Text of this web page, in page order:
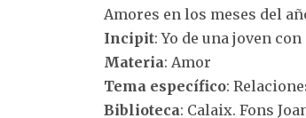
Amores en los meses del
Incipit: Yo de una joven
Materia: Amor
Tema específico:
Biblioteca: Calaix. Fons